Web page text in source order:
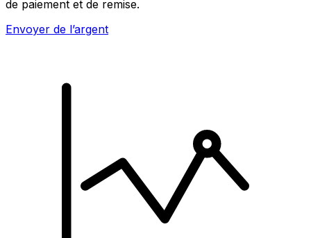
de paiement et de remise.
Envoyer de l’argent